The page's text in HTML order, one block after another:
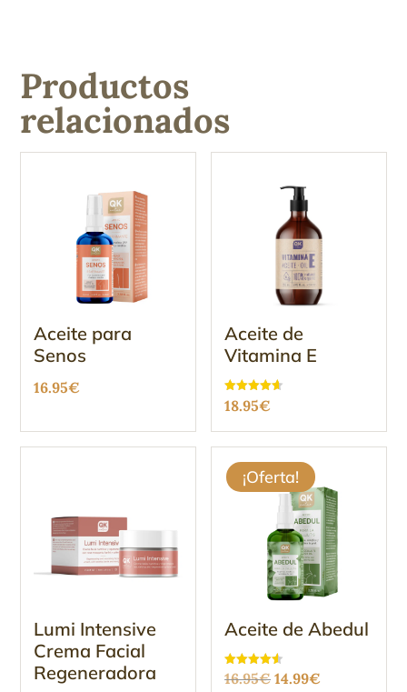
Productos
relacionados
Aceite para
Senos
16.95€
Aceite de
Vitamina E
Valorado
con
de 5
18.95€
Lumi Intensive
Crema Facial
Regeneradora
¡Oferta!
Aceite de Abedul
Valorado
con
16.95€ El
14.99€